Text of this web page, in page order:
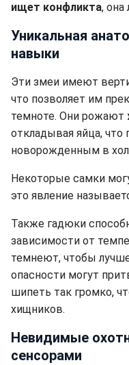
ищет конфликта, она
Уникальная
навыки
Эти змеи имеют
что позволяет им
темноте. Они рожают
откладывая яйца,
новорожденным в
Некоторые самки
это явление
Также гадюки
зависимости от
темнеют, чтобы
опасности могут
шипеть так громко,
хищников.
Невидимые
сенсорами